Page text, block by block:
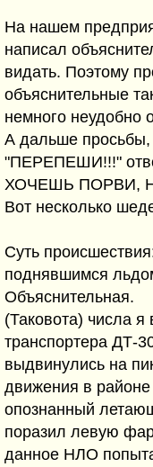
На нашем
написал
видать. Поэтому
объяснительные
немного неудобно
А дальше
"ПЕРЕПЕШИ!!!"
ХОЧЕШЬ ПОРВИ,
Вот несколько
Суть
поднявшимся
Объяснительная.
(Таковота) числа я
транспортера ДТ-
выдвинулись на
движения в
опознанный
поразил левую
данное НЛО